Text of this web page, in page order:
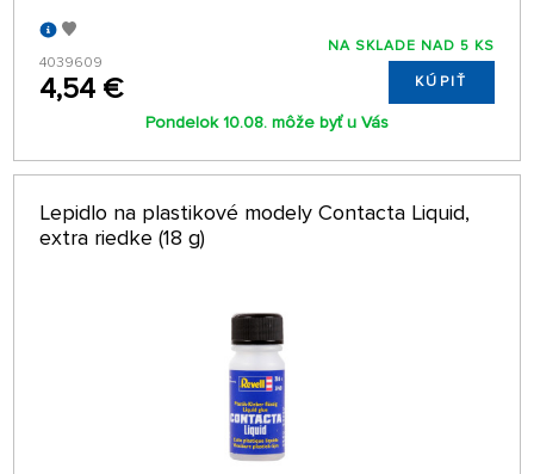
4039609
4,54 €
NA SKLADE NAD 5 KS
KÚPIŤ
Pondelok 10.08. môže byť u Vás
Lepidlo na plastikové modely Contacta Liquid,
extra riedke (18 g)